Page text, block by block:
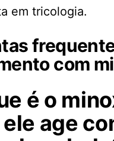
em tricologia.
com
é o
age